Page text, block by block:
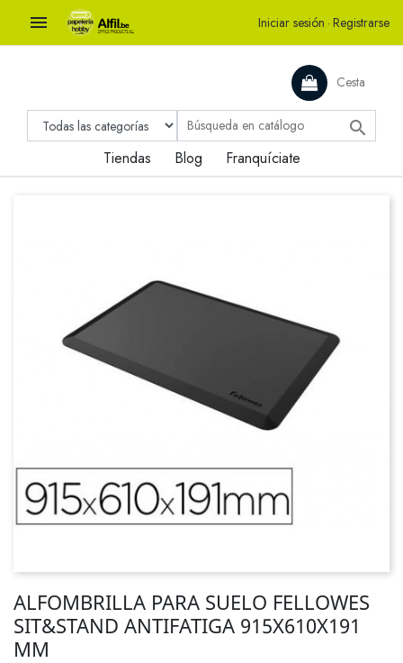
 Iniciar sesión · Registrarse
Cesta

Tiendas Blog Franquíciate
ALFOMBRILLA PARA SUELO FELLOWES
SIT&STAND ANTIFATIGA 915X610X191
MM